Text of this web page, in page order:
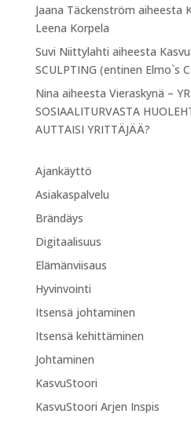
Jaana Täckenström aiheesta
Leena Korpela
Suvi Niittylahti aiheesta
SCULPTING (entinen Elmo`s
Nina aiheesta Vieraskynä –
SOSIAALITURVASTA
AUTTAISI YRITTÄJÄÄ?
Ajankäyttö
Asiakaspalvelu
Brändäys
Digitaalisuus
Elämänviisaus
Hyvinvointi
Itsensä johtaminen
Itsensä kehittäminen
Johtaminen
KasvuStoori
KasvuStoori Arjen Inspis